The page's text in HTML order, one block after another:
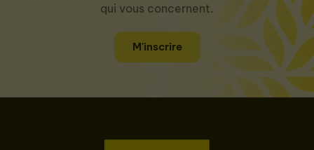
qui vous concernent.
M'inscrire